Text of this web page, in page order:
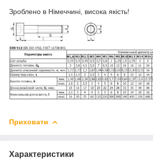
Зроблено в Німеччині, висока якість!
Приховати
Характеристики